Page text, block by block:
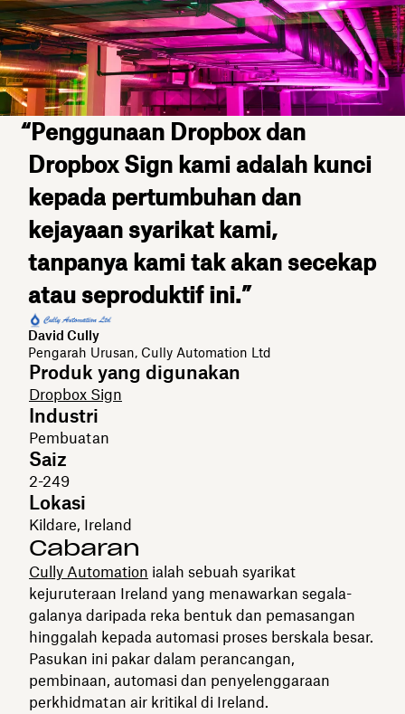
“Penggunaan Dropbox dan
Dropbox Sign kami adalah kunci
kepada pertumbuhan dan
kejayaan syarikat kami,
tanpanya kami tak akan secekap
atau seproduktif ini.”
David Cully
Pengarah Urusan, Cully Automation Ltd
Produk yang digunakan
Dropbox Sign
Industri
Pembuatan
Saiz
2-249
Lokasi
Kildare, Ireland
Cabaran
Cully Automation ialah sebuah syarikat
kejuruteraan Ireland yang menawarkan segala-
galanya daripada reka bentuk dan pemasangan
hinggalah kepada automasi proses berskala besar.
Pasukan ini pakar dalam perancangan,
pembinaan, automasi dan penyelenggaraan
perkhidmatan air kritikal di Ireland.